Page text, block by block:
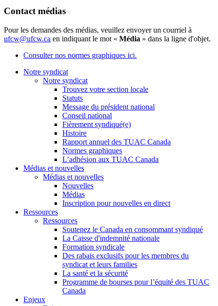
Contact médias
Pour les demandes des médias, veuillez envoyer un courriel à
ufcw@ufcw.ca en indiquant le mot « Média » dans la ligne d'objet.
Consulter nos normes graphiques ici.
Notre syndicat
Notre syndicat
Trouvez votre section locale
Statuts
Message du président national
Conseil national
Fièrement syndiqué(e)
Histoire
Rapport annuel des TUAC Canada
Normes graphiques
L’adhésion aux TUAC Canada
Médias et nouvelles
Médias et nouvelles
Nouvelles
Médias
Inscription pour nouvelles en direct
Ressources
Ressources
Soutenez le Canada en consommant syndiqué
La Caisse d'indemnité nationale
Formation syndicale
Des rabais exclusifs pour les membres du
syndicat et leurs families
La santé et la sécurité
Programme de bourses pour l’équité des TUAC
Canada
Enjeux